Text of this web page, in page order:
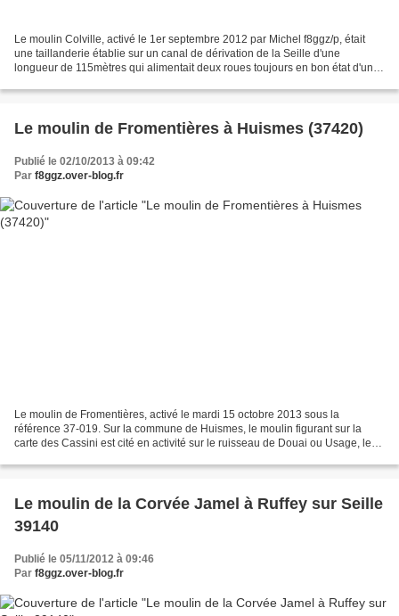
Le moulin Colville, activé le 1er septembre 2012 par Michel f8ggz/p, était
une taillanderie établie sur un canal de dérivation de la Seille d'une
longueur de 115mètres qui alimentait deux roues toujours en bon état d'un
Le moulin de Fromentières à Huismes (37420)
Publié le 02/10/2013 à 09:42
Par f8ggz.over-blog.fr
Le moulin de Fromentières, activé le mardi 15 octobre 2013 sous la
référence 37-019. Sur la commune de Huismes, le moulin figurant sur la
carte des Cassini est cité en activité sur le ruisseau de Douai ou Usage, le
Le moulin de la Corvée Jamel à Ruffey sur Seille
39140
Publié le 05/11/2012 à 09:46
Par f8ggz.over-blog.fr